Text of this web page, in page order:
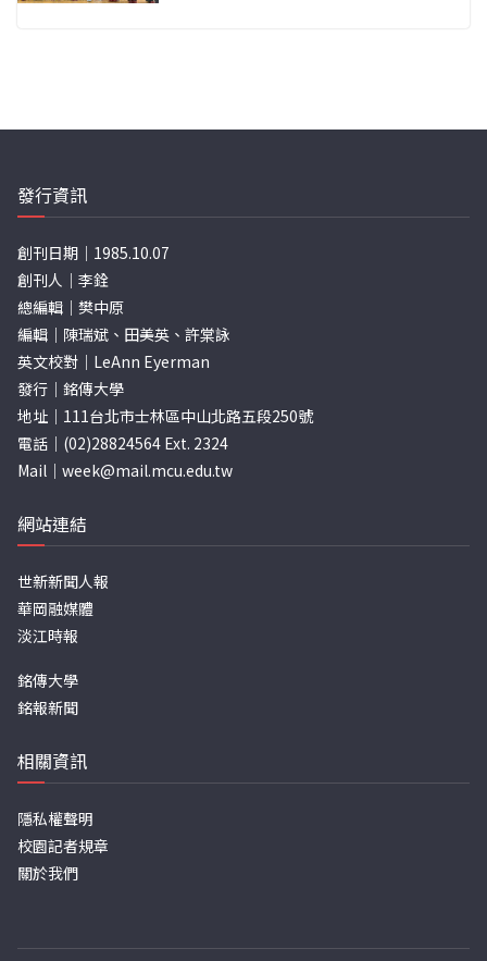
發行資訊
創刊日期｜1985.10.07
創刊人｜李銓
總編輯｜樊中原
編輯｜陳瑞斌、田美英、許棠詠
英文校對｜LeAnn Eyerman
發行｜銘傳大學
地址｜111台北市士林區中山北路五段250號
電話｜(02)28824564 Ext. 2324
Mail｜ week@mail.mcu.edu.tw
網站連結
世新新聞人報
華岡融媒體
淡江時報
銘傳大學
銘報新聞
相關資訊
隱私權聲明
校園記者規章
關於我們